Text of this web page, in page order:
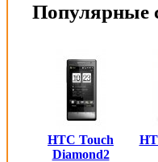
Популярные
HTC Touch
Diamond2